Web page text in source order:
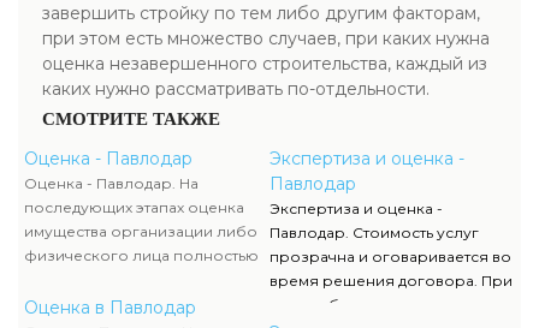
завершить стройку по тем либо другим факторам,
при этом есть множество случаев, при каких нужна
оценка незавершенного строительства, каждый из
каких нужно рассматривать по-отдельности.
СМОТРИТЕ ТАКЖЕ
Оценка - Павлодар
Оценка - Павлодар. На
последующих этапах оценка
имущества организации либо
физического лица полностью
служащих, тогда как участие
Оценка в Павлодар
Экспертиза и оценка -
Павлодар
Экспертиза и оценка -
Павлодар. Стоимость услуг
прозрачна и оговаривается во
время решения договора. При
этом соблюдаются все нормы,